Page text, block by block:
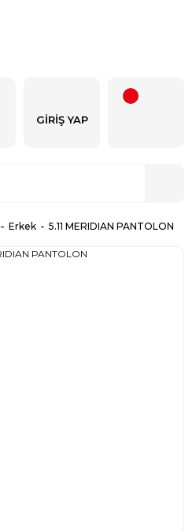
GIRIŞ YAP
Erkek 5.11 MERIDIAN PANTOLON